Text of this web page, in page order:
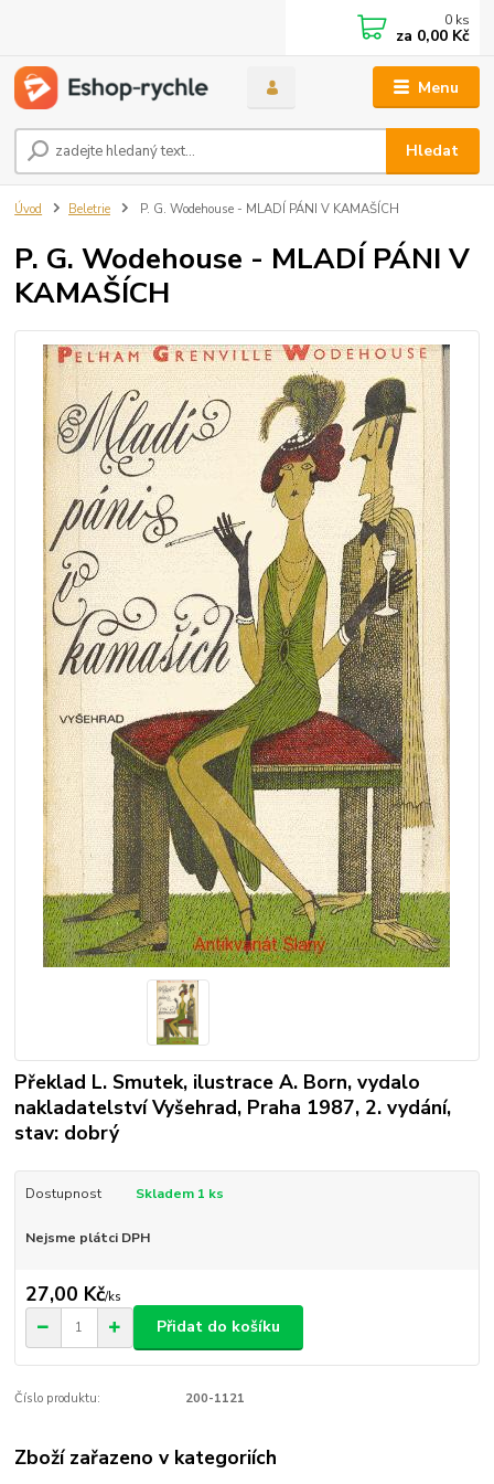
Menu
Hledat
0 ks
za 0,00 Kč
Úvod Beletrie P. G. Wodehouse - MLADÍ PÁNI V KAMAŠÍCH
P. G. Wodehouse - MLADÍ PÁNI V
KAMAŠÍCH
Překlad L. Smutek, ilustrace A. Born, vydalo
nakladatelství Vyšehrad, Praha 1987, 2. vydání,
stav: dobrý
Dostupnost Skladem 1 ks
Nejsme plátci DPH
27,00 Kč/ks
Přidat do košíku
Číslo produktu: 200-1121
Zboží zařazeno v kategoriích